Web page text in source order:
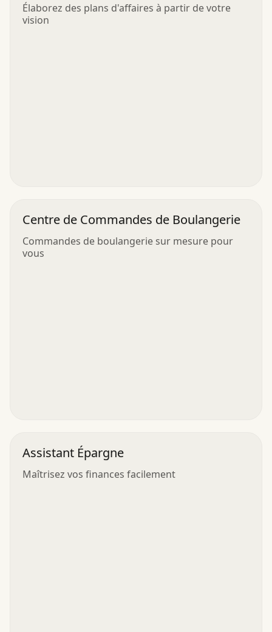
Élaborez des plans d'affaires à partir de votre
vision
Centre de Commandes de Boulangerie
Commandes de boulangerie sur mesure pour
vous
Assistant Épargne
Maîtrisez vos finances facilement